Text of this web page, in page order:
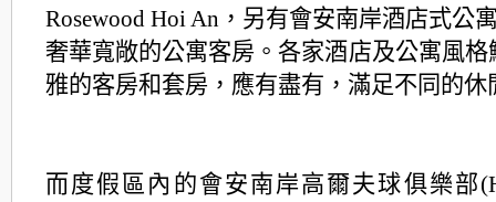
Rosewood Hoi An， 另有會安南岸酒店式公
奢華寬敞的公寓客房。各家酒店及公寓風格
雅的客房和套房，應有盡有， 滿足不同的休
而度假區內的會安南岸高爾夫球俱樂部